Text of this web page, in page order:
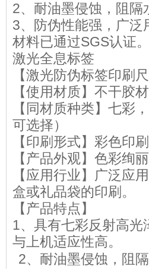
2、耐油墨侵蚀，阻
3、防伪性能强，广
材料已通过SGS认证。
激光全息标签
【激光防伪标签印刷
【使用材质】不干胶
【同材质种类】七彩
可选择）
【印刷形式】彩色印
【产品外观】色彩绚
【应用行业】广泛应
盒或礼品袋的印刷。
【产品特点】
1、具有七彩反射高
与上机适应性高。
2、耐油墨侵蚀，阻